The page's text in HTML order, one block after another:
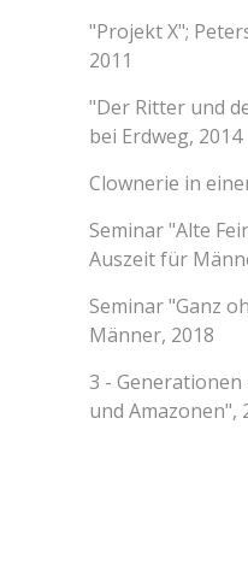
"Projekt X";
2011
"Der Ritter und
bei Erdweg, 2014
Clownerie in
Seminar "Alte
Auszeit für
Seminar "Ganz
Männer, 2018
3 -
und Amazonen",